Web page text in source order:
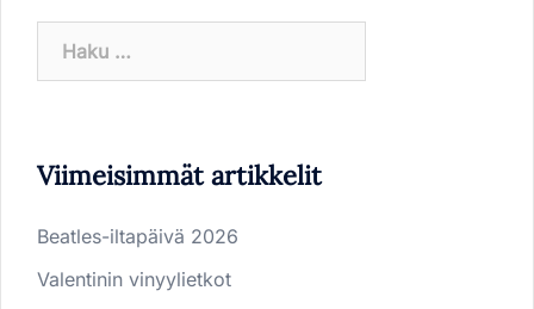
Viimeisimmät artikkelit
Beatles-iltapäivä 2026
Valentinin vinyylietkot